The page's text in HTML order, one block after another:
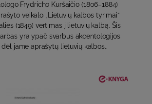
Frydricho Kuršaičio (1806–1884)
veikalo „Lietuvių kalbos tyrimai“
(1849) vertimas į lietuvių kalbą. Šis
yra ypač svarbus akcentologijos
dėl jame aprašytų lietuvių kalbos..